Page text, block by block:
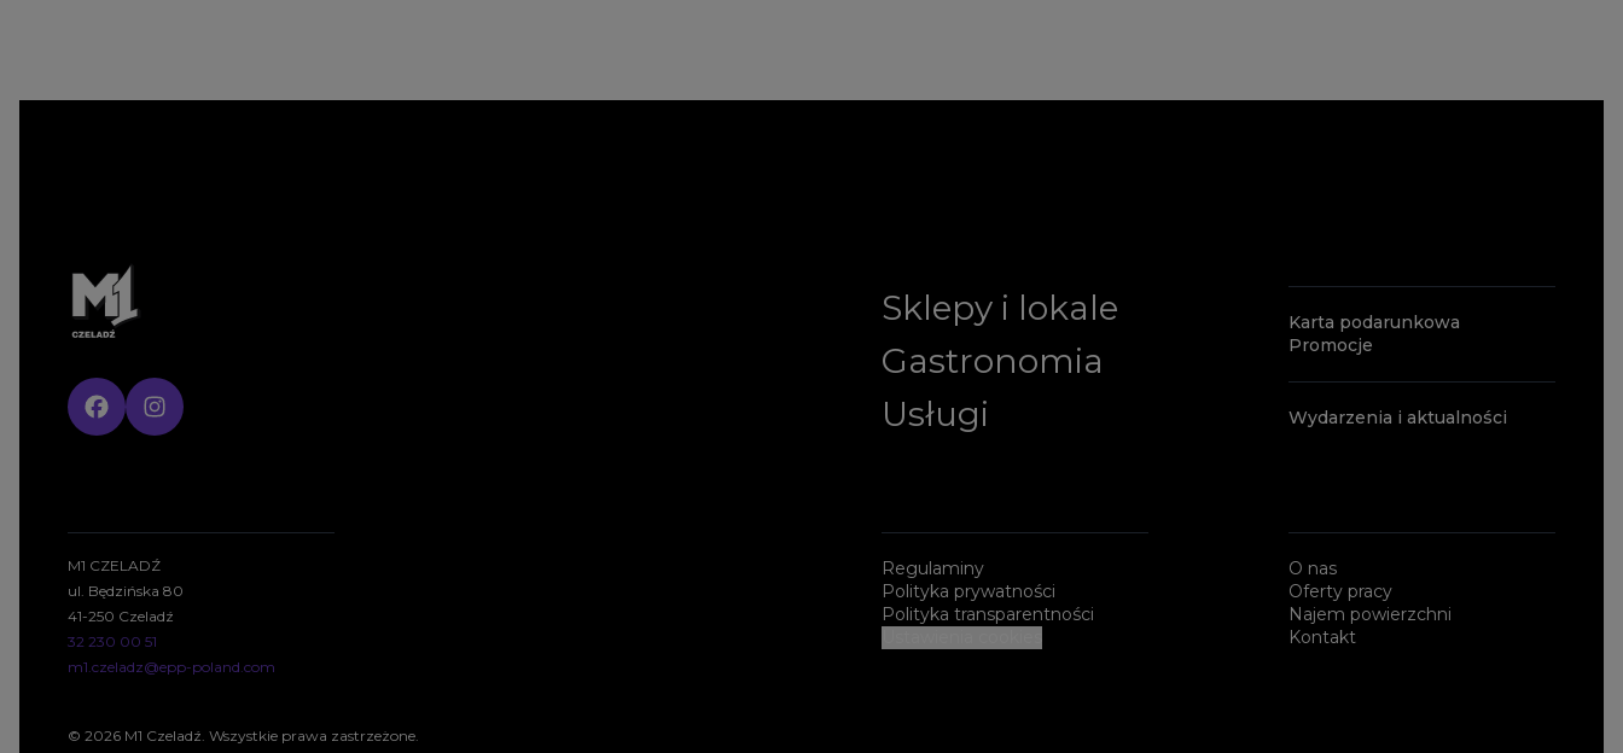
Sklepy i lokale
Gastronomia
Usługi
Karta podarunkowa
Promocje
Wydarzenia i aktualności
M1 CZELADŹ
ul. Będzińska 80
41-250 Czeladź
32 230 00 51
m1.czeladz@epp-poland.com
Regulaminy
Polityka prywatności
Polityka transparentności
O nas
Oferty pracy
Najem powierzchni
Kontakt
© 2026 M1 Czeladź. Wszystkie prawa zastrzeżone.